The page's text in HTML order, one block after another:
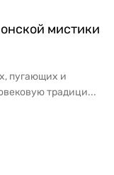
мистики
пугающих и
традици...